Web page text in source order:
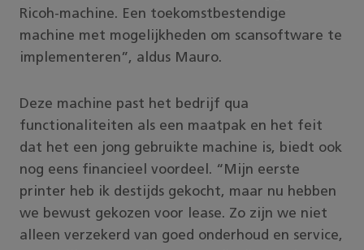
Ricoh-machine. Een toekomstbestendige
machine met mogelijkheden om scansoftware te
implementeren”, aldus Mauro.
Deze machine past het bedrijf qua
functionaliteiten als een maatpak en het feit
dat het een jong gebruikte machine is, biedt ook
nog eens financieel voordeel. “Mijn eerste
printer heb ik destijds gekocht, maar nu hebben
we bewust gekozen voor lease. Zo zijn we niet
alleen verzekerd van goed onderhoud en service,